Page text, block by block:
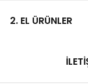
2. EL ÜRÜNLER